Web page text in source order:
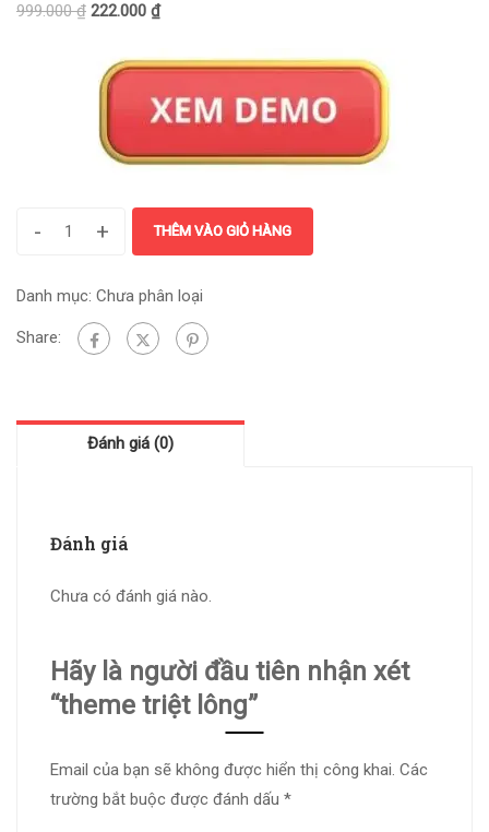
999.000₫ 222.000 ₫
- + THÊM VÀO GIỎ HÀNG
Danh mục: Chưa phân loại
Share:
Đánh giá (0)
Đánh giá
Chưa có đánh giá nào.
Hãy là người đầu tiên nhận xét
“theme triệt lông”
Email của bạn sẽ không được hiển thị công khai. Các
trường bắt buộc được đánh dấu *